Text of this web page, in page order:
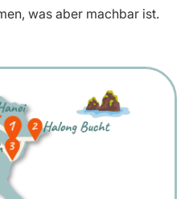
was aber machbar ist.